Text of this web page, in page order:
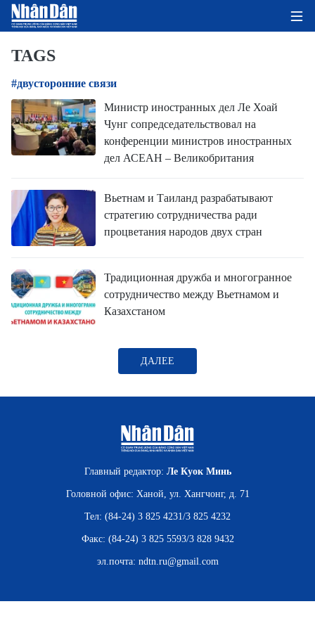
ПОЛИТИКА
ЭКОНОМИКА
ОБЩЕСТВО
ЭКОЛОГИЯ
ДОБРО ПОЖАЛОВАТЬ ВО
ВЬЕТНАМ
МОСТ ДРУЖБЫ
ДОСЬЕ И МАТЕРИАЛЫ
О ГАЗЕТЕ «НЯНЗАН»
ENGLISH
TAGS
#двусторонние связи
Министр иностранных дел Ле Хоай
Чунг сопредседательствовал на
конференции министров иностранных
дел АСЕАН – Великобритания
Вьетнам и Таиланд разрабатывают
стратегию сотрудничества ради
процветания народов двух стран
Традиционная дружба и многогранное
сотрудничество между Вьетнамом и
Казахстаном
ДАЛЕЕ
Главный редактор: Ле Куок Минь
Головной офис: Ханой, ул. Хангчонг, д. 71
Тел: (84-24) 3 825 4231/3 825 4232
Факс: (84-24) 3 825 5593/3 828 9432
эл.почта: ndtn.ru@gmail.com